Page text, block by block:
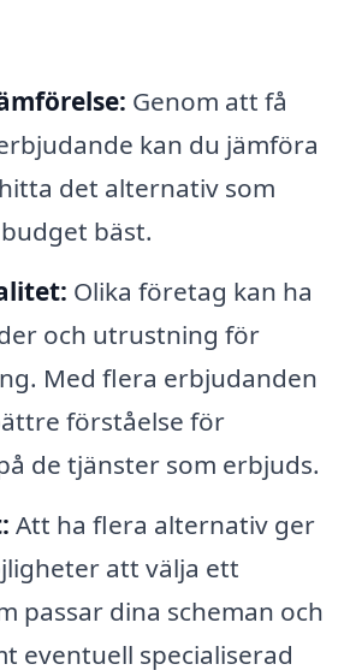
Genom att få
kan du jämföra
det alternativ som
bäst.
Olika företag kan ha
och utrustning för
Med flera erbjudanden
förståelse för
de tjänster som erbjuds.
Att ha flera alternativ ger
att välja ett
passar dina scheman och
eventuell specialiserad